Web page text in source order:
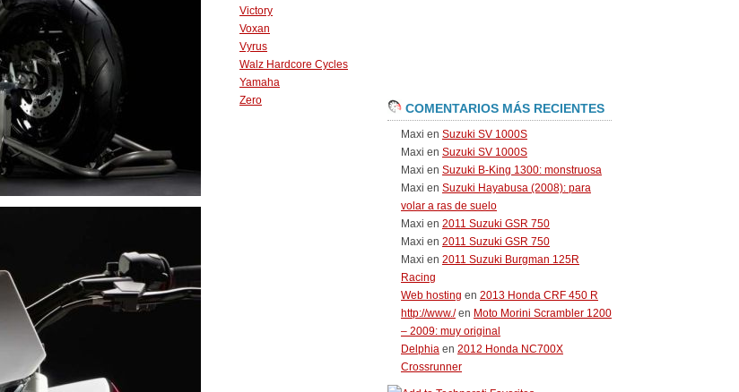
Victory
Voxan
Vyrus
Walz Hardcore Cycles
Yamaha
Zero
COMENTARIOS MÁS RECIENTES
Maxi en Suzuki SV 1000S
Maxi en Suzuki SV 1000S
Maxi en Suzuki B-King 1300: monstruosa
Maxi en Suzuki Hayabusa (2008): para
volar a ras de suelo
Maxi en 2011 Suzuki GSR 750
Maxi en 2011 Suzuki GSR 750
Maxi en 2011 Suzuki Burgman 125R
Racing
Web hosting en 2013 Honda CRF 450 R
http://www./en Moto Morini Scrambler 1200
– 2009: muy original
Delphia en 2012 Honda NC700X
Crossrunner